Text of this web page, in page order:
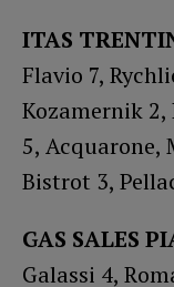
ITAS
Flavio 7,
Kozamernik 2,
5, Acquarone,
Bistrot 3,
GAS SALES
Galassi 4,